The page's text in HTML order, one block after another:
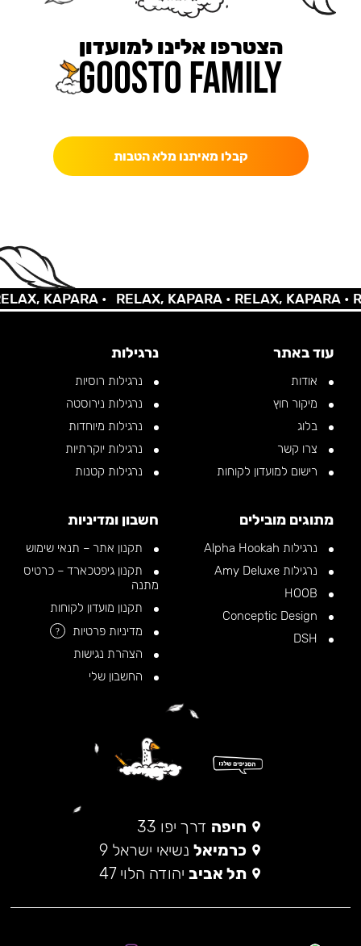
הצטרפו אלינו למועדון
קבלו מאיתנו מלא הטבות
KAPARA • RELAX, KAPARA •RELAX, KAPARA •
עוד באתר
אודות
מיקור חוץ
בלוג
צרו קשר
רישום למועדון לקוחות
נרגילות
נרגילות רוסיות
נרגילות נירוסטה
נרגילות מיוחדות
נרגילות יוקרתיות
נרגילות קטנות
מתוגים מובילים
נרגילות Alpha Hookah
נרגילות Amy Deluxe
חשבון ומדיניות
תקנון אתר – תנאי שימוש
תקנון גיפטכארד – כרטיס
מתנה
תקנון מועדון לקוחות
מדיניות פרטיות
?
הצהרת נגישות
החשבון שלי
חיפה דרך יפו 33
כרמיאל נשיאי ישראל 9
תל אביב יהודה הלוי 47